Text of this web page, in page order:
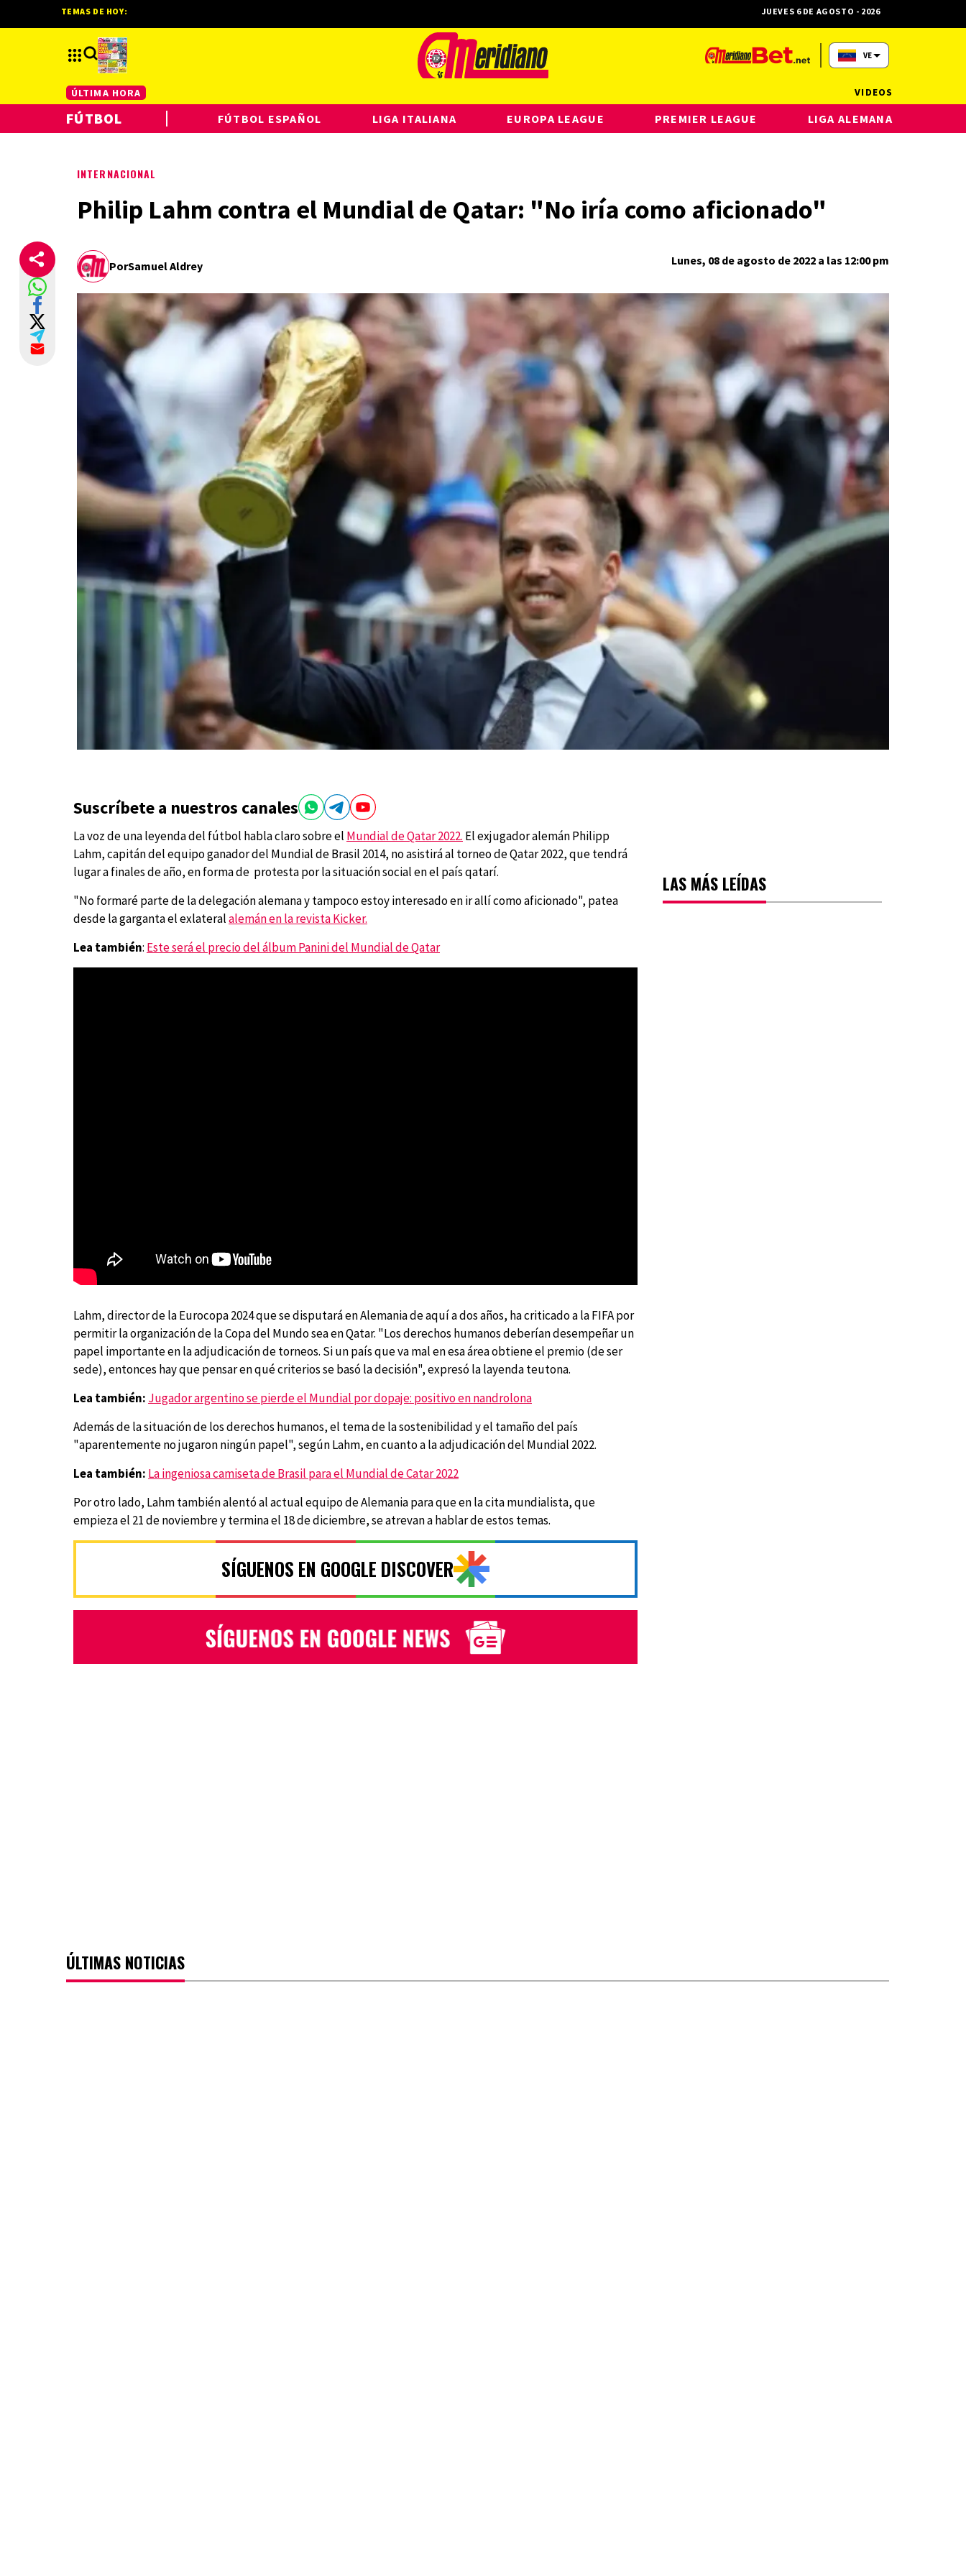
INTERNACIONAL
Philip Lahm contra el Mundial de Qatar: "No iría como aficionado"
PorSamuel Aldrey Lunes, 08 de agosto de 2022 a las 12:00 pm
Suscríbete a nuestros canales
La voz de una leyenda del fútbol habla claro sobre el Mundial de Qatar 2022. El exjugador alemán Philipp
Lahm, capitán del equipo ganador del Mundial de Brasil 2014, no asistirá al torneo de Qatar 2022, que tendrá
lugar a finales de año, en forma de protesta por la situación social en el país qatarí.
"No formaré parte de la delegación alemana y tampoco estoy interesado en ir allí como aficionado", patea
desde la garganta el exlateralalemán en la revista Kicker.
Lea también: Este será el precio del álbum Panini del Mundial de Qatar
Lahm, director de la Eurocopa 2024 que se disputará en Alemania de aquí a dos años, ha criticado a la FIFA por
permitir la organización de la Copa del Mundo sea en Qatar. "Los derechos humanos deberían desempeñar un
papel importante en la adjudicación de torneos. Si un país que va mal en esa área obtiene el premio (de ser
sede), entonces hay que pensar en qué criterios se basó la decisión", expresó la layenda teutona.
Lea también: Jugador argentino se pierde el Mundial por dopaje: positivo en nandrolona
Además de la situación de los derechos humanos, el tema de la sostenibilidad y el tamaño del país
"aparentemente no jugaron ningún papel", según Lahm, en cuanto a la adjudicación del Mundial 2022.
Lea también: La ingeniosa camiseta de Brasil para el Mundial de Catar 2022
Por otro lado, Lahm también alentó al actual equipo de Alemania para que en la cita mundialista, que
empieza el 21 de noviembre y termina el 18 de diciembre, se atrevan a hablar de estos temas.
SÍGUENOS EN GOOGLE DISCOVER
LAS MÁS LEÍDAS
ÚLTIMAS NOTICIAS
TEMAS DE HOY: JUEVES 6 DE AGOSTO - 2026
VE
ÚLTIMA HORA
FÚTBOL FÚTBOL ESPAÑOL LIGA ITALIANA EUROPA LEAGUE PREMIER LEAGUE LIGA ALEMANA
VIDEOS